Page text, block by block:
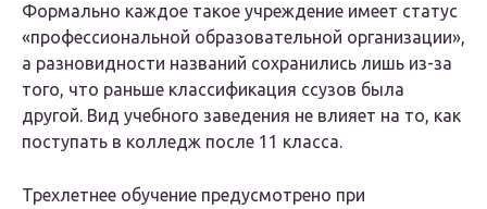
Формально каждое такое учреждение имеет статус
«профессиональной образовательной организации»,
а разновидности названий сохранились лишь из-за
того, что раньше классификация ссузов была
другой. Вид учебного заведения не влияет на то, как
поступать в колледж после 11 класса.
Трехлетнее обучение предусмотрено при